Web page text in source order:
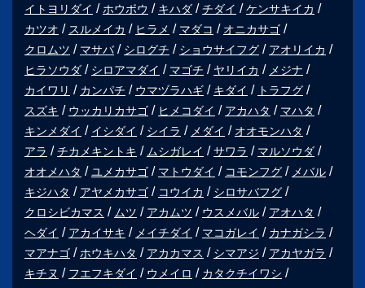
イトヨリダイ ホウボウ キハダ チダイ
ケンサキイカ
カツオ
スルメイカ ヒラメ マダコ
オニカサゴ
クロムツ
マサバ シログチ ショウサイフグ
アオリイカ
ヒラソウダ
シロアマダイ マゴチ ヤリイカ
メジナ
カイワリ
カンパチ ウマヅラハギ キダイ
トラフグ
スズキ
ウッカリカサゴ ヒメコダイ アカハタ
マハタ
キンメダイ
イシダイ シイラ メダイ
オオモンハタ
アラ
チカメキントキ ムシガレイ サワラ
マルソウダ
オオメハタ
ユメカサゴ マトウダイ コモンフグ
メバル
キジハタ
アヤメカサゴ コウイカ
シロサバフグ
クロシビカマス
ムツ アカムツ ウスメバル
アオハタ
ヘダイ
アカイサキ メイチダイ マコガレイ
カナガシラ
マアナゴ
ホウキハタ アカカマス シマアジ
アカヤガラ
キチヌ
フエフキダイ ウメイロ
カタクチイワシ